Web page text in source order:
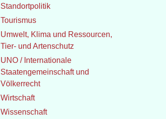
Standortpolitik
Tourismus
Umwelt, Klima und Ressourcen,
Tier- und Artenschutz
UNO / Internationale
Staatengemeinschaft und
Völkerrecht
Wirtschaft
Wissenschaft